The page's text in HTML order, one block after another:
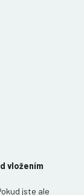
vložením
jste ale